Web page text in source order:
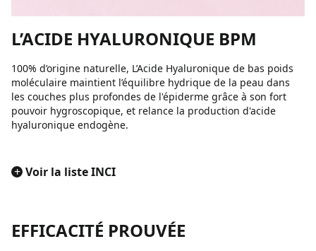
L’ACIDE HYALURONIQUE BPM
100% d’origine naturelle, L’Acide Hyaluronique de bas poids
moléculaire maintient l’équilibre hydrique de la peau dans
les couches plus profondes de l'épiderme grâce à son fort
pouvoir hygroscopique, et relance la production d'acide
hyaluronique endogène.
+ Voir la liste INCI
EFFICACITÉ PROUVÉE